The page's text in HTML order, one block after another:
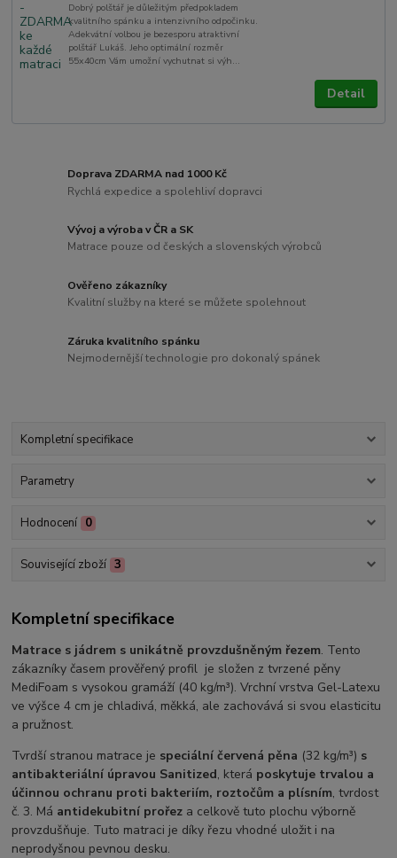
Dobrý polštář je důležitým předpokladem
kvalitního spánku a intenzivního odpočinku.
Adekvátní volbou je bezesporu atraktivní
polštář Lukáš. Jeho optimální rozměr
55x40cm Vám umožní vychutnat si výh...
Detail
Doprava ZDARMA nad 1000 Kč
Rychlá expedice a spolehliví dopravci
Vývoj a výroba v ČR a SK
Matrace pouze od českých a slovenských výrobců
Ověřeno zákazníky
Kvalitní služby na které se můžete spolehnout
Záruka kvalitního spánku
Nejmodernější technologie pro dokonalý spánek
Kompletní specifikace
Parametry
Hodnocení 0
Související zboží 3
Kompletní specifikace
Matrace s jádrem s unikátně provzdušněným řezem. Tento
zákazníky časem prověřený profil je složen z tvrzené pěny
MediFoam s vysokou gramáží (40 kg/m³). Vrchní vrstva Gel-Latexu
ve výšce 4 cm je chladivá, měkká, ale zachovává si svou elasticitu
a pružnost.
Tvrdší stranou matrace je speciální červená pěna (32 kg/m³) s
antibakteriální úpravou Sanitized, která poskytuje trvalou a
účinnou ochranu proti bakteriím, roztočům a plísním, tvrdost
č. 3. Má antidekubitní prořez a celkově tuto plochu výborně
provzdušňuje. Tuto matraci je díky řezu vhodné uložit i na
neprodyšnou pevnou desku.